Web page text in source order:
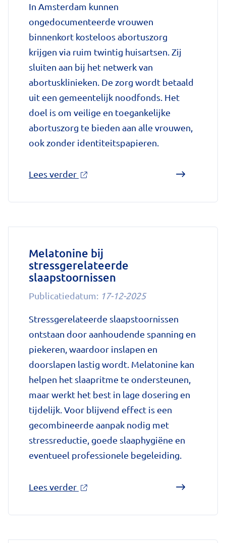
Nationale
zorggids
In Amsterdam kunnen
ongedocumenteerde vrouwen
binnenkort kosteloos abortuszorg
krijgen via ruim twintig huisartsen. Zij
sluiten aan bij het netwerk van
abortusklinieken. De zorg wordt betaald
uit een gemeentelijk noodfonds. Het
doel is om veilige en toegankelijke
abortuszorg te bieden aan alle vrouwen,
ook zonder identiteitspapieren.
Lees verder over
abortuszorg
zwangeren
in
Amsterdam'
op
zorggids
Melatonine bij
stressgerelateerde
slaapstoornissen
Publicatiedatum: 17-12-2025
Stressgerelateerde slaapstoornissen
ontstaan door aanhoudende spanning en
piekeren, waardoor inslapen en
doorslapen lastig wordt. Melatonine kan
helpen het slaapritme te ondersteunen,
maar werkt het best in lage dosering en
tijdelijk. Voor blijvend effect is een
gecombineerde aanpak nodig met
stressreductie, goede slaaphygiëne en
eventueel professionele begeleiding.
Lees verder over
bij